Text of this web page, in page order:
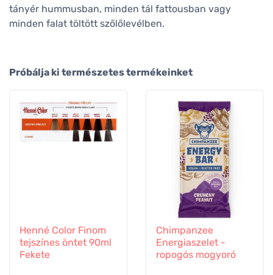
tányér hummusban, minden tál fattousban vagy
minden falat töltött szőlőlevélben.
Próbálja ki természetes termékeinket
Henné Color Finom
tejszínes öntet 90ml
Fekete
Chimpanzee
Energiaszelet -
ropogós mogyoró